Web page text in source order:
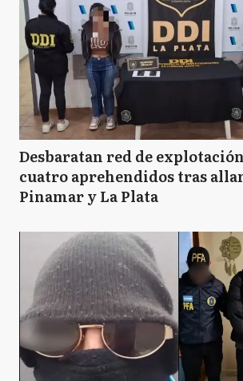
Desbaratan red de
cuatro aprehendidos tras
Pinamar y La Plata